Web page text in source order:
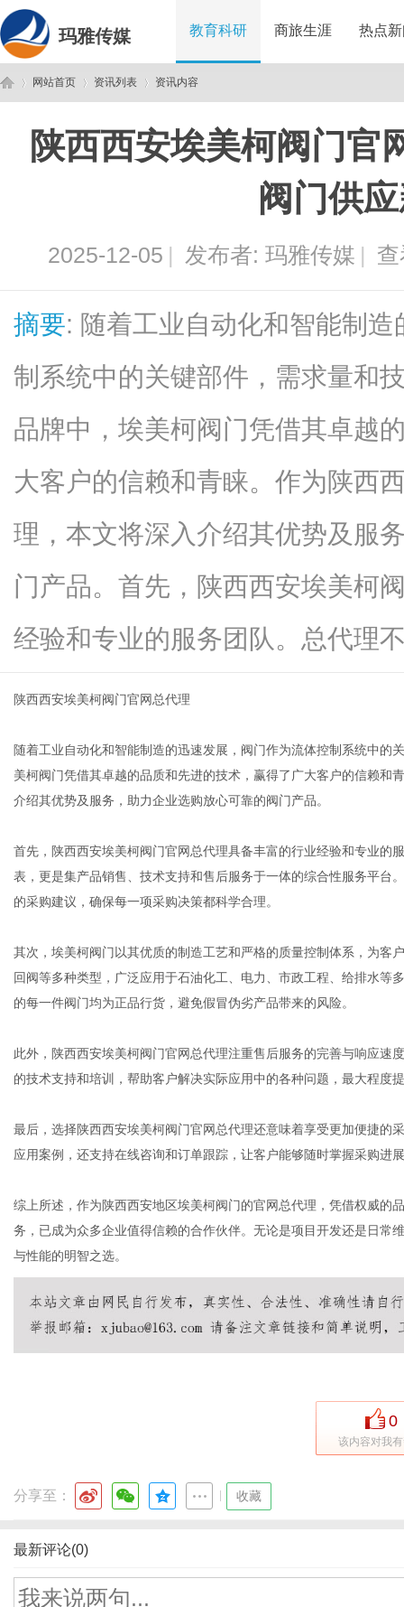
玛雅传媒 教育科研 商旅生涯 热点
网站首页
›
资讯列表
›
资讯内容
陕西西安埃美柯阀门官
阀门供
2025-12-05 | 发布者: 玛雅传媒 |
摘要: 随着工业自动化和智能制
制系统中的关键部件，需求量和
品牌中，埃美柯阀门凭借其卓越
大客户的信赖和青睐。作为陕西
理，本文将深入介绍其优势及服
门产品。首先，陕西西安埃美柯
经验和专业的服务团队。总代理
陕西西安埃美柯阀门官网总代理
随着工业自动化和智能制造的迅速发展，阀门作为流体控制系统中的
美柯阀门凭借其卓越的品质和先进的技术，赢得了广大客户的信赖和
介绍其优势及服务，助力企业选购放心可靠的阀门产品。
首先，陕西西安埃美柯阀门官网总代理具备丰富的行业经验和专业的
表，更是集产品销售、技术支持和售后服务于一体的综合性服务平台
的采购建议，确保每一项采购决策都科学合理。
其次，埃美柯阀门以其优质的制造工艺和严格的质量控制体系，为客
回阀等多种类型，广泛应用于石油化工、电力、市政工程、给排水等
的每一件阀门均为正品行货，避免假冒伪劣产品带来的风险。
此外，陕西西安埃美柯阀门官网总代理注重售后服务的完善与响应速
的技术支持和培训，帮助客户解决实际应用中的各种问题，最大程度
最后，选择陕西西安埃美柯阀门官网总代理还意味着享受更加便捷的
应用案例，还支持在线咨询和订单跟踪，让客户能够随时掌握采购进
综上所述，作为陕西西安地区埃美柯阀门的官网总代理，凭借权威的
务，已成为众多企业值得信赖的合作伙伴。无论是项目开发还是日常
与性能的明智之选。
0
该内容对我
分享至： 收藏
最新评论(0)